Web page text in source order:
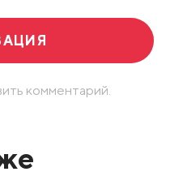
комментарий.